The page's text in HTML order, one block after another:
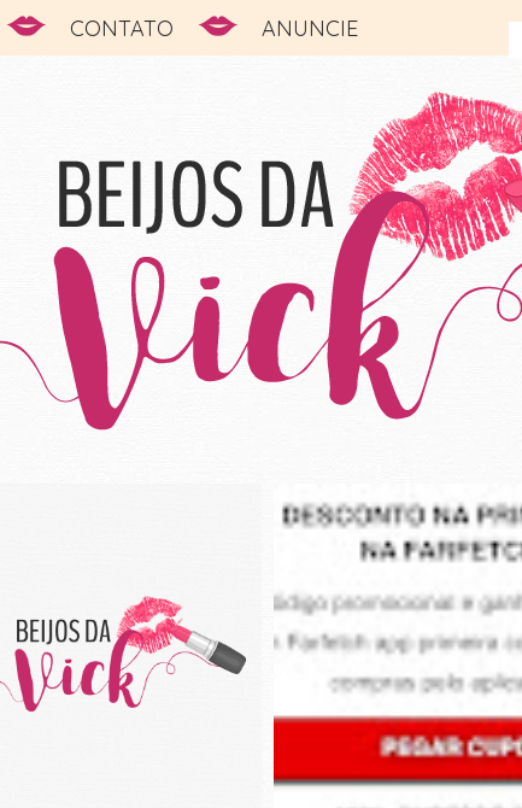
CONTATO ANUNCIE